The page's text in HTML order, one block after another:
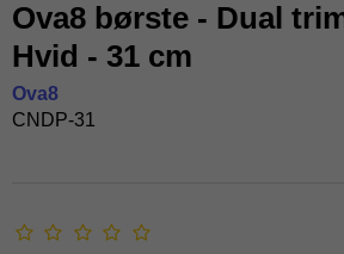
Ova8 børste - Dual
Hvid - 31 cm
Ova8
CNDP-31